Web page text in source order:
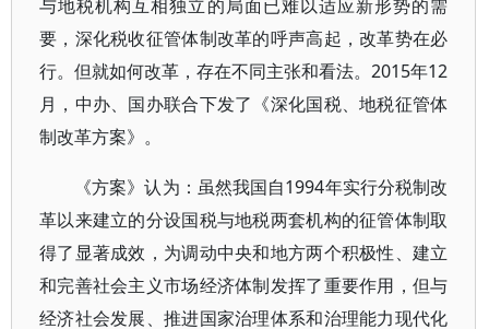
与地税机构互相独立的局面已难以适应新形势的需
要，深化税收征管体制改革的呼声高起，改革势在必
行。但就如何改革，存在不同主张和看法。2015年12
月，中办、国办联合下发了《深化国税、地税征管体
制改革方案》。
《方案》认为：虽然我国自1994年实行分税制改
革以来建立的分设国税与地税两套机构的征管体制取
得了显著成效，为调动中央和地方两个积极性、建立
和完善社会主义市场经济体制发挥了重要作用，但与
经济社会发展、推进国家治理体系和治理能力现代化